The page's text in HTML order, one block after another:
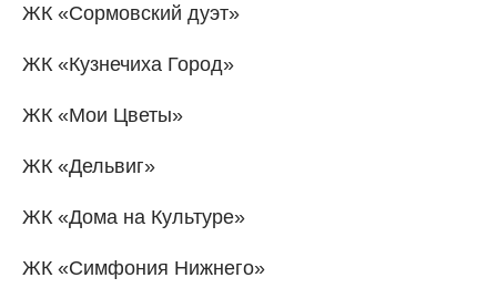
ЖК «Сормовский дуэт»
ЖК «Кузнечиха Город»
ЖК «Мои Цветы»
ЖК «Дельвиг»
ЖК «Дома на Культуре»
ЖК «Симфония Нижнего»